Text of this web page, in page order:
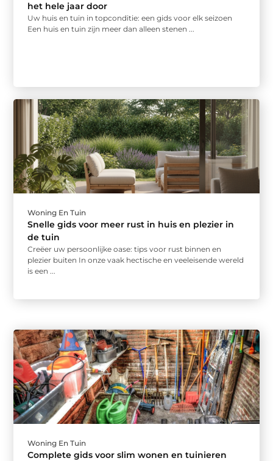
het hele jaar door
Uw huis en tuin in topconditie: een gids voor elk seizoen
Een huis en tuin zijn meer dan alleen stenen ...
Woning En Tuin
Snelle gids voor meer rust in huis en plezier in
de tuin
Creëer uw persoonlijke oase: tips voor rust binnen en
plezier buiten In onze vaak hectische en veeleisende wereld
is een ...
Woning En Tuin
Complete gids voor slim wonen en tuinieren